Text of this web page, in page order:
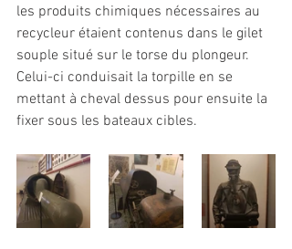
les produits chimiques nécessaires au
recycleur étaient contenus dans le gilet
souple situé sur le torse du plongeur.
Celui-ci conduisait la torpille en se
mettant à cheval dessus pour ensuite la
fixer sous les bateaux cibles.